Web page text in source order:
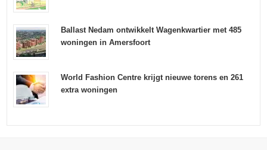
Ballast Nedam ontwikkelt Wagenkwartier met 485
woningen in Amersfoort
World Fashion Centre krijgt nieuwe torens en 261
extra woningen